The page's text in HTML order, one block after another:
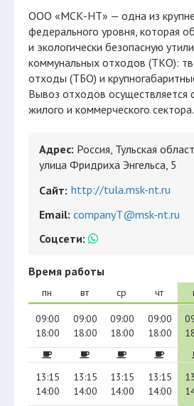
ООО «МСК-НТ» — одна из крупнейших компаний
федерального уровня, которая
и экологически безопасную
коммунальных отходов (ТКО):
отходы (ТБО) и
Вывоз отходов осуществляется
жилого и коммерческого сектора.
Адрес: Россия, Тульская
улица Фридриха Энгельса, 5
Сайт: http://tula.msk-nt.ru
Email: companyT@msk-nt.ru
Соцсети:
Время работы
пн
09:00
18:00
13:15
14:00
вт
09:00
18:00
13:15
14:00
ср
09:00
18:00
13:15
14:00
чт
09:00
18:00
13:15
14:00